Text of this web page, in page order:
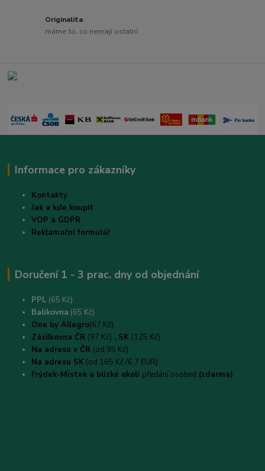
Originalita
máme to, co nemají ostatní
Informace pro zákazníky
Kontakty
Jak a kde koupit
VOP a GDPR
Reklamační formulář
Doručení 1 - 3 prac. dny od objednání
PPL (65 Kč)
Balíkovna (65 Kč)
One by Allegro(67 Kč)
Zásilkovna ČR (97 Kč) , SK (125 Kč)
Na adresu v ČR (od 95 Kč)
Na adresu SK (od 165 Kč /6,7 EUR)
Frýdek-Místek a blízké okolí předání osobně (zdarma)